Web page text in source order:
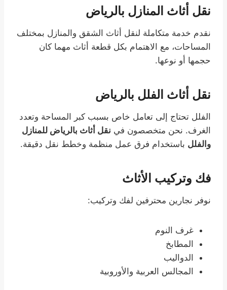
نقل أثاث المنازل بالرياض
نقدم خدمة متكاملة لنقل أثاث الشقق والمنازل بمختلف
المساحات، مع الاهتمام بكل قطعة أثاث مهما كان
حجمها أو نوعها.
نقل أثاث الفلل بالرياض
الفلل تحتاج إلى تعامل خاص بسبب كبر المساحة وتعدد
الغرف. نحن متخصصون في نقل أثاث بالرياض للمنازل
والفلل باستخدام فرق عمل منظمة وخطط نقل دقيقة.
فك وتركيب الأثاث
نوفر نجارين محترفين لفك وتركيب:
غرف النوم
المطابخ
الدواليب
المجالس العربية والأوروبية